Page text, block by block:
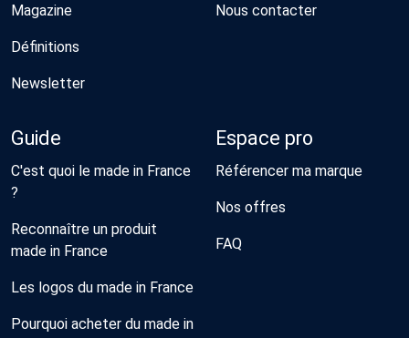
Magazine
Définitions
Newsletter
Nous contacter
Guide
C'est quoi le made in France
?
Reconnaître un produit
made in France
Les logos du made in France
Pourquoi acheter du made in
Espace pro
Référencer ma marque
Nos offres
FAQ